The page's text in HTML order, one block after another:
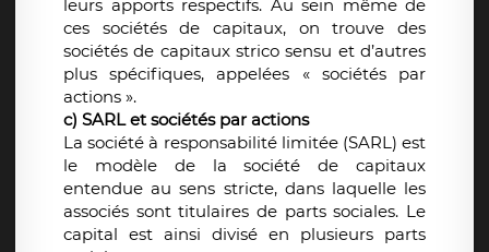
leurs apports respectifs. Au sein même de
ces sociétés de capitaux, on trouve des
sociétés de capitaux strico sensu et d’autres
plus spécifiques, appelées « sociétés par
actions ».
c) SARL et sociétés par actions
La société à responsabilité limitée (SARL) est
le modèle de la société de capitaux
entendue au sens stricte, dans laquelle les
associés sont titulaires de parts sociales. Le
capital est ainsi divisé en plusieurs parts